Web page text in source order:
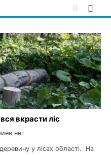
вкрасти ліс
нет
у лісах області. На